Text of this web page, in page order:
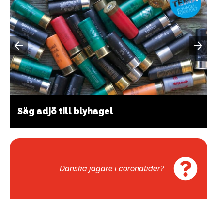
Säg adjö till blyhagel
Danska jägare i coronatider?